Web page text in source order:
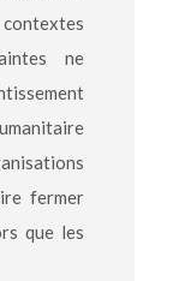
ne
fermer
que les